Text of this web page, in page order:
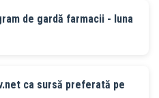
de gardă farmacii - luna
ca sursă preferată pe